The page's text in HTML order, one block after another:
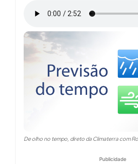
De olho no tempo, direto da Climaterra com
Publicidade